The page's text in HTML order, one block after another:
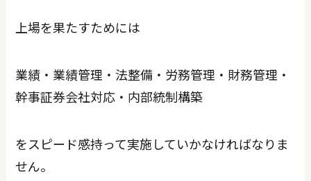
上場を果たすためには
業績・業績管理・法整備・労務管理・財務管理・
幹事証券会社対応・内部統制構築
をスピード感持って実施していかなければなりま
せん。